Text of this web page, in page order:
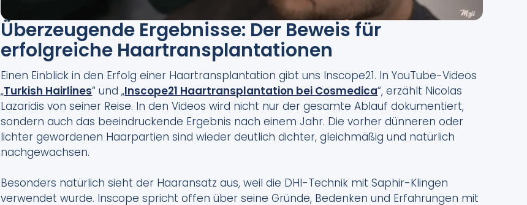
Überzeugende Ergebnisse: Der Beweis für
erfolgreiche Haartransplantationen​
Einen Einblick in den Erfolg einer Haartransplantation gibt uns Inscope21. In YouTube-Videos
„Turkish Hairlines“ und „Inscope21 Haartransplantation bei Cosmedica“, erzählt Nicolas
Lazaridis von seiner Reise. In den Videos wird nicht nur der gesamte Ablauf dokumentiert,
sondern auch das beeindruckende Ergebnis nach einem Jahr. Die vorher dünneren oder
lichter gewordenen Haarpartien sind wieder deutlich dichter, gleichmäßig und natürlich
nachgewachsen.
Besonders natürlich sieht der Haaransatz aus, weil die DHI-Technik mit Saphir-Klingen
verwendet wurde. Inscope spricht offen über seine Gründe, Bedenken und Erfahrungen mit